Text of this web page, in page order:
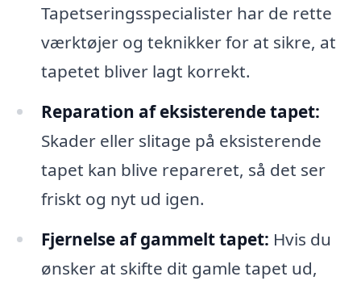
Tapetseringsspecialister har de rette
værktøjer og teknikker for at sikre, at
tapetet bliver lagt korrekt.
Reparation af eksisterende tapet:
Skader eller slitage på eksisterende
tapet kan blive repareret, så det ser
friskt og nyt ud igen.
Fjernelse af gammelt tapet: Hvis du
ønsker at skifte dit gamle tapet ud,